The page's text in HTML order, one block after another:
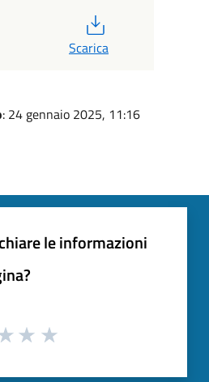
Scarica
: 24 gennaio 2025, 11:16
le informazioni